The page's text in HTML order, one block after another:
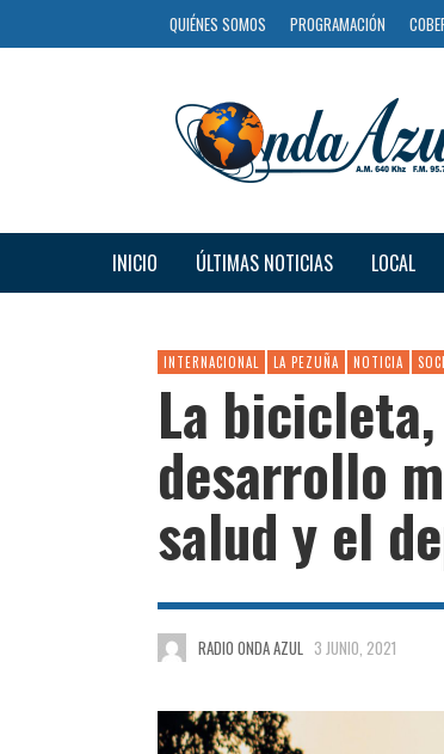
QUIÉNES SOMOS PROGRAMACIÓN
INICIO ÚLTIMAS NOTICIAS LOCAL
INTERNACIONAL LA PEZUÑA NOTICIA
La
desarrollo
salud y el
RADIO ONDA AZUL 3 JUNIO, 2021